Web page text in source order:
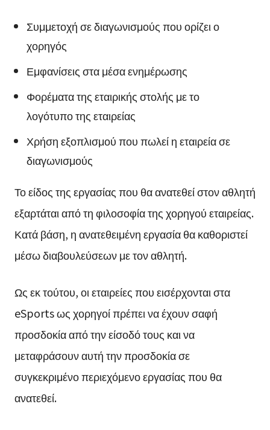
Συμμετοχή σε διαγωνισμούς που ορίζει ο
χορηγός
Εμφανίσεις στα μέσα ενημέρωσης
Φορέματα της εταιρικής στολής με το
λογότυπο της εταιρείας
Χρήση εξοπλισμού που πωλεί η εταιρεία σε
διαγωνισμούς
Το είδος της εργασίας που θα ανατεθεί στον αθλητή
εξαρτάται από τη φιλοσοφία της χορηγού εταιρείας.
Κατά βάση, η ανατεθειμένη εργασία θα καθοριστεί
μέσω διαβουλεύσεων με τον αθλητή.
Ως εκ τούτου, οι εταιρείες που εισέρχονται στα
eSports ως χορηγοί πρέπει να έχουν σαφή
προσδοκία από την είσοδό τους και να
μεταφράσουν αυτή την προσδοκία σε
συγκεκριμένο περιεχόμενο εργασίας που θα
ανατεθεί.